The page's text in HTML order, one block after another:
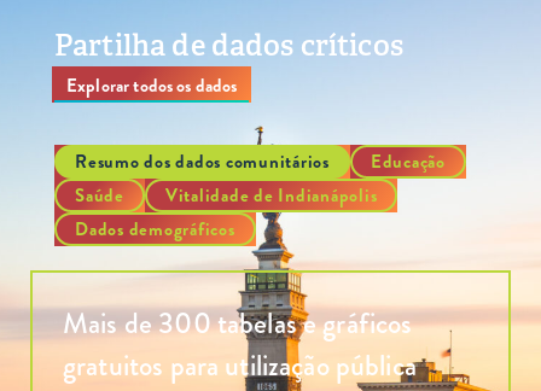
Partilha de dados críticos
Explorar todos os dados
Resumo dos dados comunitários
Educação
Saúde
Vitalidade de Indianápolis
Dados demográficos
Mais de 300 tabelas e gráficos
gratuitos para utilização pública